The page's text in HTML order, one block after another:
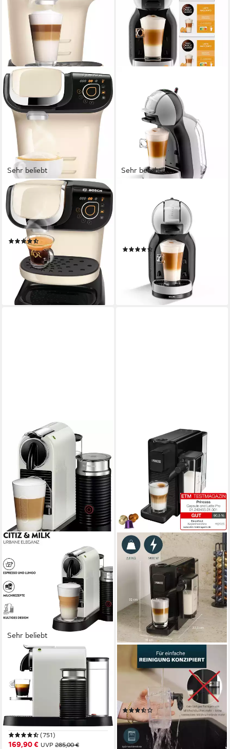
Sehr beliebt
TASSIMO
Kapselmaschine My Way 2
TAS6507
1,3 l Wassertank
(1313)
72,90 € UVP159,99 €
-54%
lieferbar - in 2-3 Werktagen bei dir
Sehr beliebt
Kapselmaschine KP123B Mini
Pumpendruck
(1907)
UVP 119,99 €
nur diesen Monat
lieferbar - in 2-3 Werktagen bei dir
Sehr beliebt
NESPRESSO
Kapselmaschine CITIZ EN
267.WAE von DeLonghi,
White
19 bar Pumpendruck
Abschaltautomatik Zeitfunktionen
(751)
169,90 € UVP 285,00 €
PRINCESS
Kapselmaschine 249455
Wassertank
20 bar Pumpendruck
(16)
99,99 € UVP 154,99 €
-35%
lieferbar - in 4-5 Werktagen bei dir